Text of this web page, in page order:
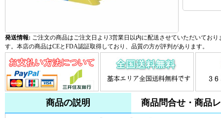
発送情報: ご注文の商品はご注文日より3営業日以内に配送させていただいてお
す。本店の商品はCEとFDA認証取得しており、品質の方が評判があります。
商品の説明 商品問合せ・商品